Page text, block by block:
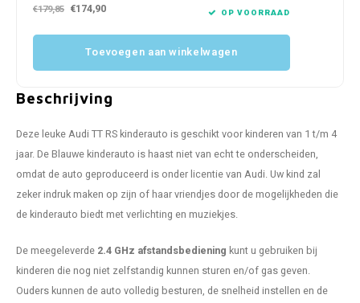
€179,85 €174,90 OP VOORRAAD
Toevoegen aan winkelwagen
Beschrijving
Deze leuke Audi TT RS kinderauto is geschikt voor kinderen van 1 t/m 4
jaar. De Blauwe kinderauto is haast niet van echt te onderscheiden,
omdat de auto geproduceerd is onder licentie van Audi. Uw kind zal
zeker indruk maken op zijn of haar vriendjes door de mogelijkheden die
de kinderauto biedt met verlichting en muziekjes.
De meegeleverde 2.4 GHz afstandsbediening kunt u gebruiken bij
kinderen die nog niet zelfstandig kunnen sturen en/of gas geven.
Ouders kunnen de auto volledig besturen, de snelheid instellen en de